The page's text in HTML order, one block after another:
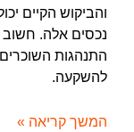
והביקוש הקיים
נכסים אלה. חשוב
התנהגות
להשקעה.
המשך קריאה »